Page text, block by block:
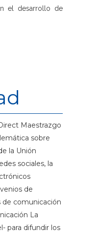
el desarrollo de
Maestrazgo
sobre
la Unión
sociales, la
de
de comunicación
La
para difundir los